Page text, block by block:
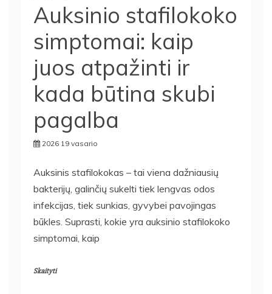
Auksinio stafilokoko
simptomai: kaip
juos atpažinti ir
kada būtina skubi
pagalba
2026 19 vasario
Auksinis stafilokokas – tai viena dažniausių
bakterijų, galinčių sukelti tiek lengvas odos
infekcijas, tiek sunkias, gyvybei pavojingas
būkles. Suprasti, kokie yra auksinio stafilokoko
simptomai, kaip
Skaityti